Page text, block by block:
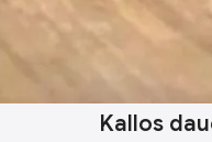
Kallos